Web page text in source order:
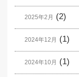
2025年2月 (2)
2024年12月 (1)
2024年10月 (1)